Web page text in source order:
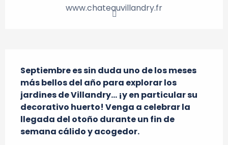
www.chateauvillandry.fr
Septiembre es sin duda uno de los meses
más bellos del año para explorar los
jardines de Villandry... ¡y en particular su
decorativo huerto! Venga a celebrar la
llegada del otoño durante un fin de
semana cálido y acogedor.